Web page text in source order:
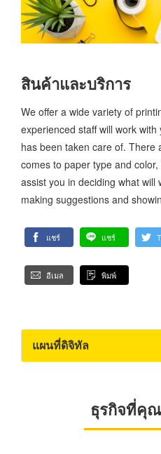
สินค้าและบริการ
We offer a wide variety of
experienced staff will work
has been taken care of. There
comes to paper type and
assist you in deciding what
making suggestions and
แชร์ แชร์
อีเมล พิมพ์
แผนที่ดิจิทัล
ธุรกิจที่คุ